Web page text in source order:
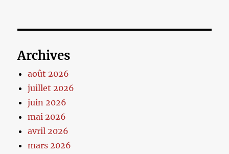
Archives
août 2026
juillet 2026
juin 2026
mai 2026
avril 2026
mars 2026